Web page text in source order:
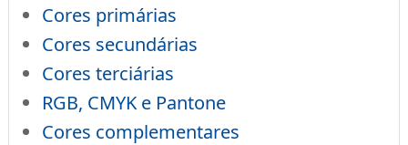
Cores primárias
Cores secundárias
Cores terciárias
RGB, CMYK e Pantone
Cores complementares